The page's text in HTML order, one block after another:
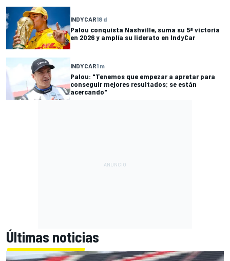
INDYCAR18 d
Palou conquista Nashville, suma su 5ª victoria
en 2026 y amplía su liderato en IndyCar
INDYCAR1 m
Palou: "Tenemos que empezar a apretar para
conseguir mejores resultados; se están
acercando"
Últimas noticias